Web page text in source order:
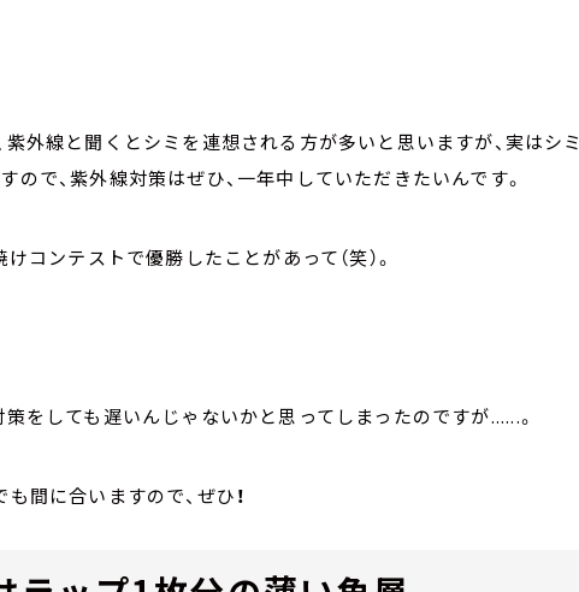
紫外線と聞くとシミを連想される方が多いと思いますが、実はシミ
で、紫外線対策はぜひ、一年中していただきたいんです。
コンテストで優勝したことがあって（笑）。
をしても遅いんじゃないかと思ってしまったのですが......。
も間に合いますので、ぜひ！